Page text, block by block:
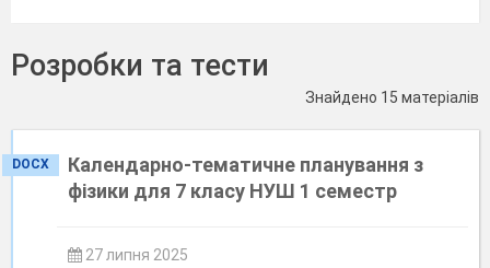
Розробки та тести
Знайдено 15 матеріалів
DOCX
Календарно-тематичне планування з
фізики для 7 класу НУШ 1 семестр
27 липня 2025